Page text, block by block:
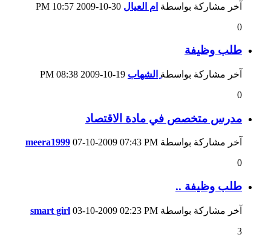
آخر مشاركة بواسطة ام العيال
10:57 PM
0
طلب وظيفة
آخر مشاركة بواسطة ِالشهاب
08:38 PM
0
مدرس متخصص في مادة الاقتصاد
آخر مشاركة بواسطة meera1999 07-10-2009 07:43 PM
0
طلب وظيفة ..
آخر مشاركة بواسطة smart girl 03-10-2009 02:23 PM
3